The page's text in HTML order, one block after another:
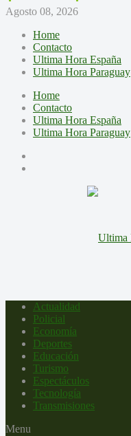
Agosto 08, 2026
Home
Contacto
Ultima Hora España
Ultima Hora Paraguay
Home
Contacto
Ultima Hora España
Ultima Hora Paraguay
Actualidad
Policial
Economía
Deportes
Educación
Turismo
Espectáculos
Tecnología
Transmisiones
Menu